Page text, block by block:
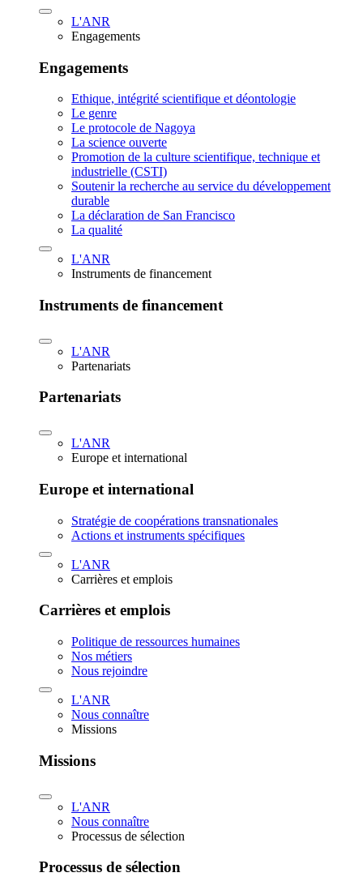
L'ANR
Engagements
Engagements
Ethique, intégrité scientifique et déontologie
Le genre
Le protocole de Nagoya
La science ouverte
Promotion de la culture scientifique, technique et
industrielle (CSTI)
Soutenir la recherche au service du développement
durable
La déclaration de San Francisco
La qualité
L'ANR
Instruments de financement
Instruments de financement
L'ANR
Partenariats
Partenariats
L'ANR
Europe et international
Europe et international
Stratégie de coopérations transnationales
Actions et instruments spécifiques
L'ANR
Carrières et emplois
Carrières et emplois
Politique de ressources humaines
Nos métiers
Nous rejoindre
L'ANR
Nous connaître
Missions
Missions
L'ANR
Nous connaître
Processus de sélection
Processus de sélection